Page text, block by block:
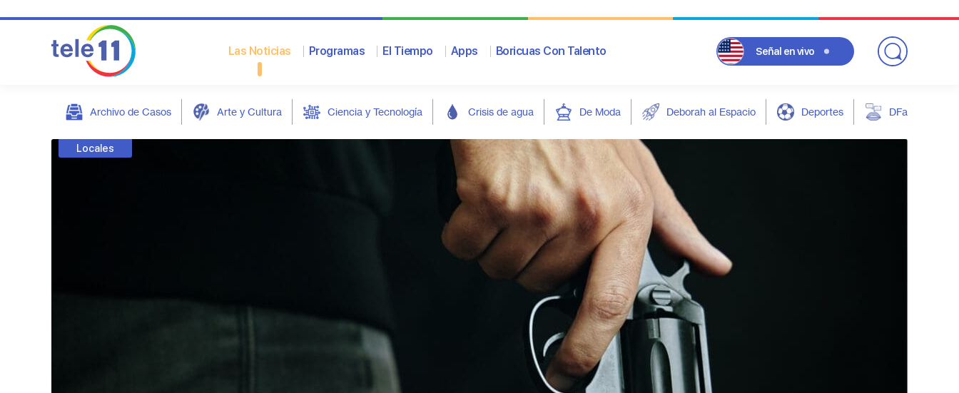
Las Noticias Programas El Tiempo Apps Boricuas Con Talento Señal en vivo
Archivo de Casos Arte y Cultura Ciencia y Tecnología Crisis de agua De Moda Deborah al Espacio Deportes DFarándula
Locales